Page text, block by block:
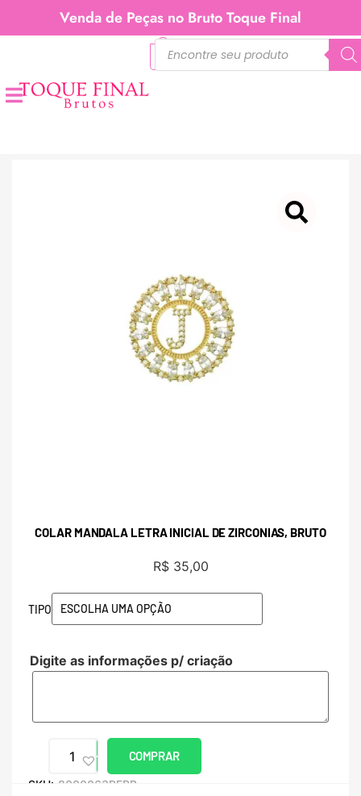
Venda de Peças no Bruto Toque Final
COLAR MANDALA LETRA INICIAL DE ZIRCONIAS, BRUTO
R$35,00
TIPO
Digite as informações p/ criação
COMPRAR
SKU: 8000063PERB